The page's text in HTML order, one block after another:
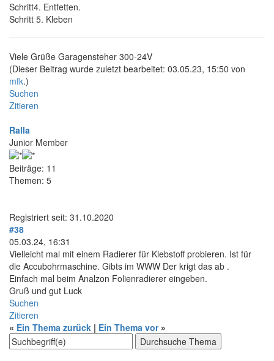
Schritt4. Entfetten.
Schritt 5. Kleben
Viele Grüße Garagensteher 300-24V
(Dieser Beitrag wurde zuletzt bearbeitet: 03.05.23, 15:50 von
mfk.)
Suchen
Zitieren
Ralla
Junior Member
Beiträge: 11
Themen: 5
Registriert seit: 31.10.2020
#38
05.03.24, 16:31
Vielleicht mal mit einem Radierer für Klebstoff probieren. Ist für
die Accubohrmaschine. Gibts im WWW Der krigt das ab .
Einfach mal beim Analzon Folienradierer eingeben.
Gruß und gut Luck
Suchen
Zitieren
« Ein Thema zurück | Ein Thema vor»